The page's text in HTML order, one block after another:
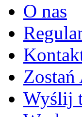
O nas
Zostań
Wyślij